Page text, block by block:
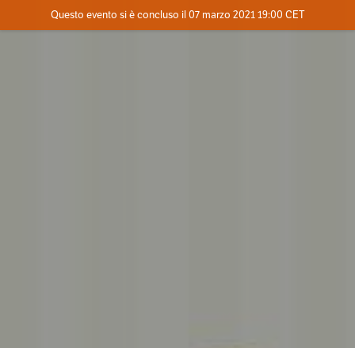
Dove
Questo evento si è concluso il 07 marzo 2021 19:00 CET